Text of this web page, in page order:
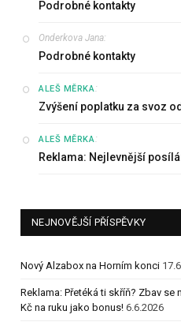
Podrobné kontakty
Onderkova Jana:
Podrobné kontakty
ALEŠ MĚRKA:
Zvýšení poplatku za svoz
ALEŠ MĚRKA:
Reklama: Nejlevnější
NEJNOVĚJŠÍ PŘÍSPĚVKY
Nový Alzabox na Horním konci
Reklama: Přetéká ti skříň? Zbav
Kč na ruku jako bonus! 6.6.2026